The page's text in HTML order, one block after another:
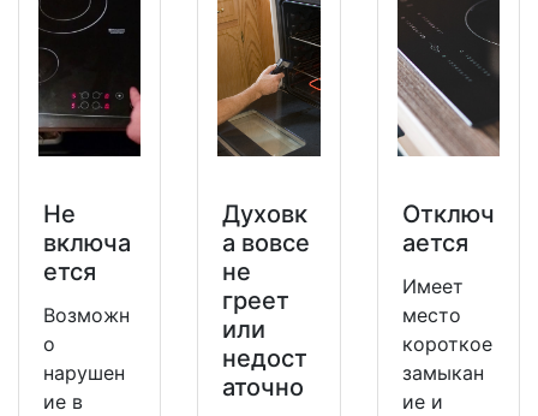
Не
включа
ется
Возможн
о
нарушен
ие в
Духовк
а вовсе
не
греет
или
недост
аточно
Отключ
ается
Имеет
место
короткое
замыкан
ие и